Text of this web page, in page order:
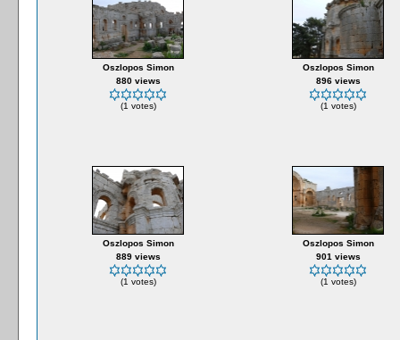
Oszlopos Simon
880 views
(1 votes)
Oszlopos Simon
896 views
(1 votes)
Oszlopos Simon
889 views
(1 votes)
Oszlopos Simon
901 views
(1 votes)